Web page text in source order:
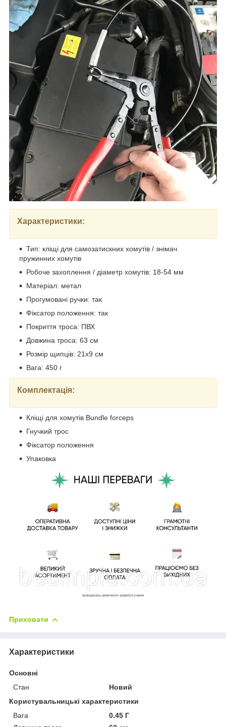
Характеристики:
Тип: кліщі для самозатискних хомутів / знімач
пружинних хомутів
Робоче захоплення / діаметр хомутів: 18-54 мм
Матеріал: метал
Прогумовані ручки: так
Фіксатор положення: так
Покриття троса: ПВХ
Довжина троса: 63 см
Розмір щипців: 21х9 см
Вага: 450 г
Комплектація:
Кліщі для хомутів Bundle forceps
Гнучкий трос
Фіксатор положення
Упаковка
Приховати
Характеристики
Основні
Стан
Новий
Користувальницькі характеристики
Вага
0.45 Г